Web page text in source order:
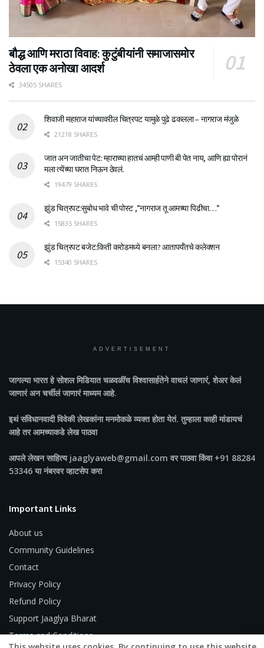
बौद्ध आणि मराठा विवाह: कुटुंबीयांनी समाजासमोर
ठेवला एक अनोखा आदर्श
34505 SHARES
शिवाजी महाराज यांच्यावरील चित्रपट यामुळे पुढे ढकलला – नागराज मंजुळे
21218 SHARES
जात अन जातीचा पेट: म्हाराच्या हातचं आम्ही पाणी बी पेत नाय, आणि ह्या पोरानं
मला त्येंच्या घरात निऊन ठेवलं.
19479 SHARES
झुंड चित्रपट:सुबोध भावे ची पोस्ट ,”नागराज तू आमच्या पिढीचा…”
15835 SHARES
झुंड चित्रपट बजेट:किती करोडमध्ये बनला? आतापर्यँतचे कलेक्शन
15340 SHARES
ADVERTISEMENT
जागल्या भारतहे सोशल मिडियात चळवळींच विश्वासार्हतेने वाचलं जाणारं, शेअर केलं
जाणारं अन चर्चीलं जाणारं माध्यम आहे.
इथं संविधानवादी विवेकी लेखकांना मनमोकळे व्यक्त होता येतं. तुम्हाला काही मांडायचं
आहे तर आमच्याकडे लेख पाठवा
आपले लेखन साहित्य jaaglyaweb@gmail.com वर पाठवा किंवा +91 88284
53346 या नंबरवर व्हाटसेप करा
Important Links
About us
Community Guidelines
Contact
Privacy Policy
Refund Policy
Support Jaaglya Bharat
Terms and Conditions